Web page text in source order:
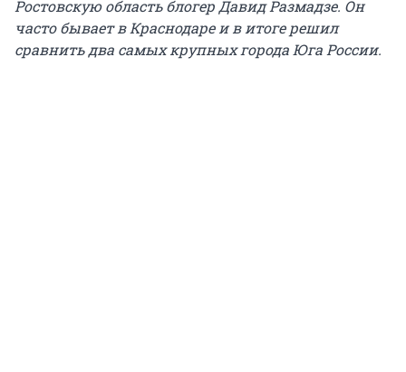
Ростовскую область блогер Давид Размадзе. Он
часто бывает в Краснодаре и в итоге решил
сравнить два самых крупных города Юга России.